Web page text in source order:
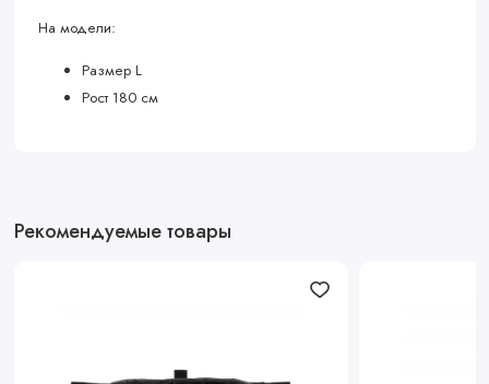
На модели:
Размер L
Рост 180 см
Рекомендуемые товары